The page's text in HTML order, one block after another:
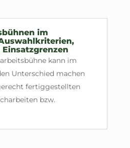
im
kann im
Unterschied machen
fertiggestellten
bzw.